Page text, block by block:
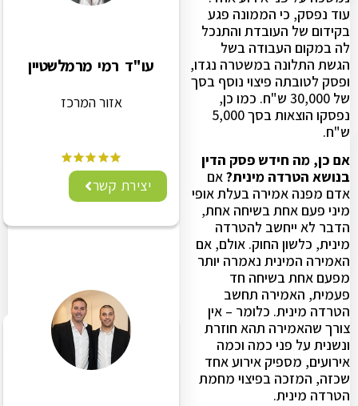
עוד נפסק, כי הממונה פגע
בקידום של העובדת והתנכל
לה במקום העבודה בשל
הגשת התלונה במשטרה נגדו,
ופסק לטובתה פיצוי נוסף בסך
של 30,000 ש"ח. כמו כן,
נפסקו הוצאות בסך 5,000
ש"ח.
אם כן, מה חידש פסק הדין
בנושא הטרדה מינית?אם
אדם מפנה אמירה בעלת אופי
מיני פעם אחת בשיחה אחת,
הדבר לא ייחשב להטרדה
מינית, כלשון החוק. אולם, אם
האמירה המינית נאמרה יותר
מפעם אחת בשיחה חד
פעמית, האמירה תחשב
הטרדה מינית. כלומר – אין
צורך שהאמירה תהא חוזרת
ונשנית על פני כמה וכמה
אירועים, מספיק אירוע אחד
שכזה, המזכה בפיצוי מחמת
הטרדה מינית.
עו"ד רמי מרמלשטיין
אזור המרכז
יצירת קשר